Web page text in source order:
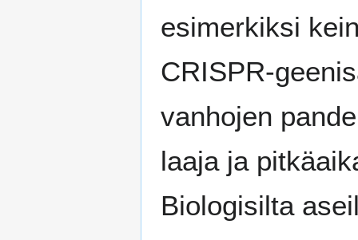
esimerkiksi
CRISPR-
vanhojen
laaja ja
Biologisilta